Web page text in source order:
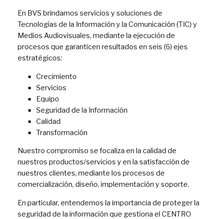
En BVS brindamos servicios y soluciones de
Tecnologías de la Información y la Comunicación (TIC) y
Medios Audiovisuales, mediante la ejecución de
procesos que garanticen resultados en seis (6) ejes
estratégicos:
Crecimiento
Servicios
Equipo
Seguridad de la Información
Calidad
Transformación
Nuestro compromiso se focaliza en la calidad de
nuestros productos/servicios y en la satisfacción de
nuestros clientes, mediante los procesos de
comercialización, diseño, implementación y soporte.
En particular, entendemos la importancia de proteger la
seguridad de la información que gestiona el CENTRO